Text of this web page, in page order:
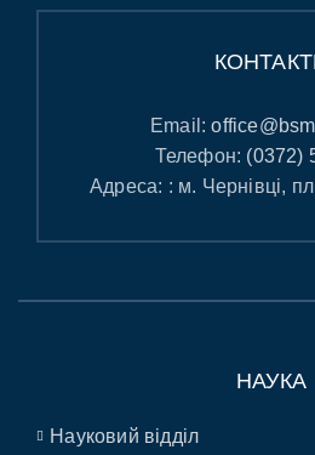
Email:
Телефон: (0372)
Адреса: : м. Чернівці,
НАУКА
Науковий відділ